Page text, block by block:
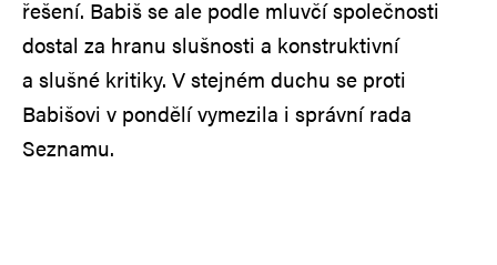
řešení. Babiš se ale podle mluvčí společnosti
dostal za hranu slušnosti a konstruktivní
a slušné kritiky. V stejném duchu se proti
Babišovi v pondělí vymezila i správní rada
Seznamu.